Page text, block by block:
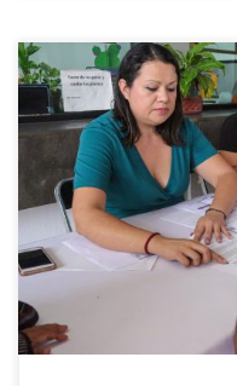
Para darles a conocer a
que brinda el programa de
así como escuchar las
se llevó a cabo una
directora del organismo
Además de apoyo […]